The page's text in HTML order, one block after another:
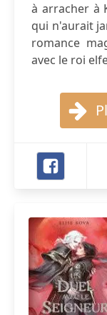
à arracher à
qui n'aurait
romance
avec le roi